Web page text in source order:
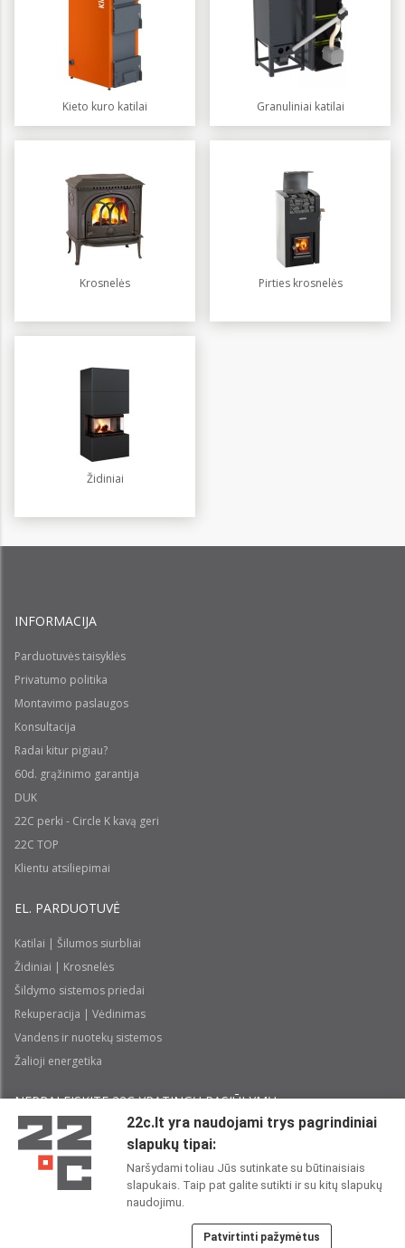
Kieto kuro katilai Granuliniai katilai
Krosnelės Pirties krosnelės
Židiniai
INFORMACIJA
Parduotuvės taisyklės
Privatumo politika
Montavimo paslaugos
Konsultacija
Radai kitur pigiau?
60d. grąžinimo garantija
DUK
22C perki - Circle K kavą geri
22C TOP
Klientu atsiliepimai
EL. PARDUOTUVĖ
Katilai | Šilumos siurbliai
Židiniai | Krosnelės
Šildymo sistemos priedai
Rekuperacija | Vėdinimas
Vandens ir nuotekų sistemos
Žalioji energetika
NEPRALEISKITE 22С YPATINGŲ PASIŪLYMŲ:
Perskaičiau ir sutinku su 22CPrivatumo politika
22c.lt yra naudojami trys pagrindiniai
slapukų tipai:
Naršydami toliau Jūs sutinkate su būtinaisiais
slapukais. Taip pat galite sutikti ir su kitų slapukų
naudojimu.
Patvirtinti pažymėtus